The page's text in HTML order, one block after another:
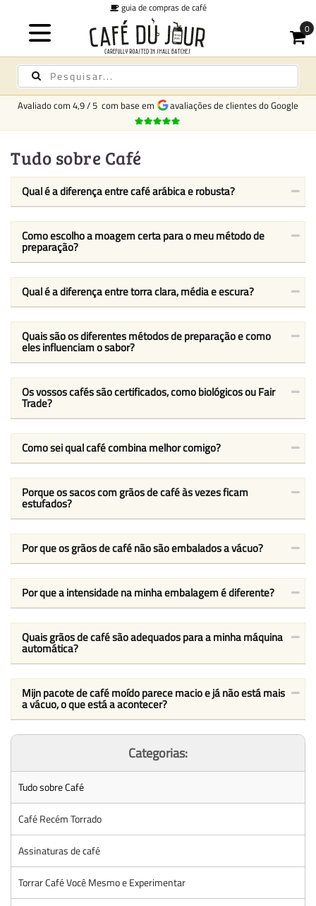
guia de compras de café
Avaliado com 4,9/5 com base em avaliações de clientes do Google
Tudo sobre Café
Qual é a diferença entre café arábica e robusta?
Como escolho a moagem certa para o meu método de
preparação?
Qual é a diferença entre torra clara, média e escura?
Quais são os diferentes métodos de preparação e como
eles influenciam o sabor?
Os vossos cafés são certificados, como biológicos ou Fair
Trade?
Como sei qual café combina melhor comigo?
Porque os sacos com grãos de café às vezes ficam
estufados?
Por que os grãos de café não são embalados a vácuo?
Por que a intensidade na minha embalagem é diferente?
Quais grãos de café são adequados para a minha máquina
automática?
Mijn pacote de café moído parece macio e já não está mais
a vácuo, o que está a acontecer?
Categorias:
Tudo sobre Café
Café Recém Torrado
Assinaturas de café
Torrar Café Você Mesmo e Experimentar